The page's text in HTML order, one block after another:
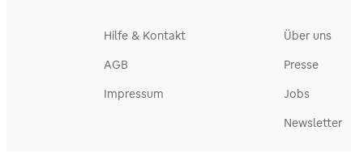
Hilfe & Kontakt
AGB
Impressum
Über uns
Presse
Jobs
Newsletter